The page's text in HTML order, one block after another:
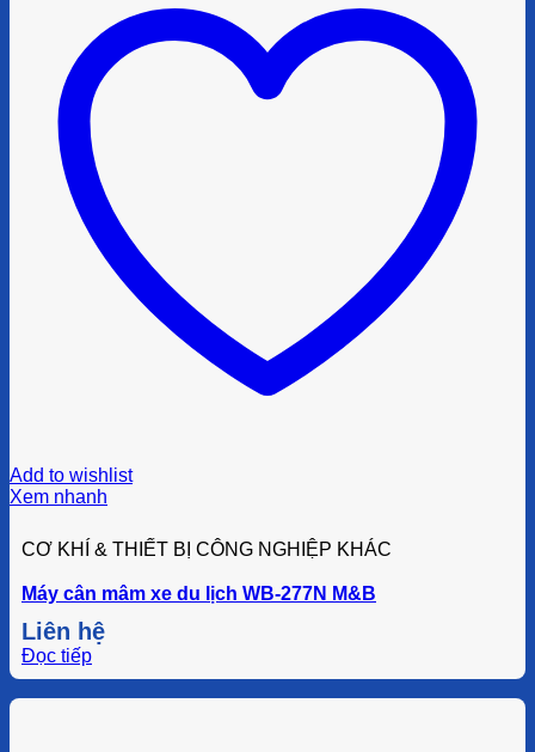
Add to wishlist
Xem nhanh
CƠ KHÍ & THIẾT BỊ CÔNG NGHIỆP KHÁC
Máy cân mâm xe du lịch WB-277N M&B
Liên hệ
Đọc tiếp